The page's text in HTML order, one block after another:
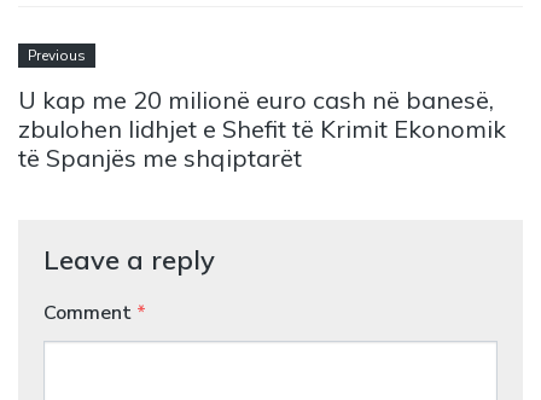
Previous
U kap me 20 milionë euro cash në banesë,
zbulohen lidhjet e Shefit të Krimit Ekonomik
të Spanjës me shqiptarët
Leave a reply
Comment *